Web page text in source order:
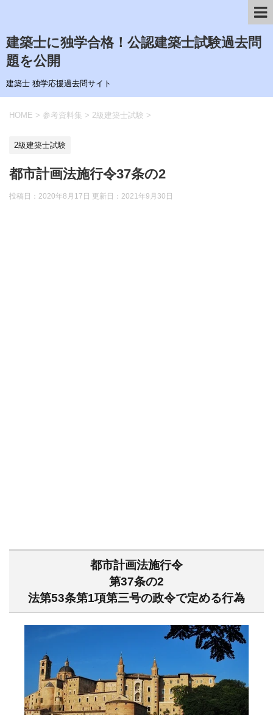
建築士に独学合格！公認建築士試験過去問
題を公開
建築士 独学応援過去問サイト
HOME > 参考資料集 > 2級建築士試験 >
2級建築士試験
都市計画法施行令37条の2
投稿日：2020年8月17日 更新日： 2021年9月30日
都市計画法施行令
第37条の2
法第53条第1項第三号の政令で定める行為